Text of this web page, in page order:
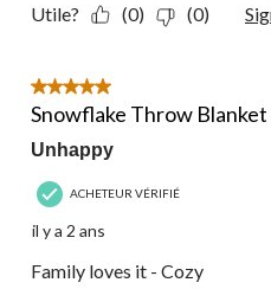
Utile? (0) (0)
5 étoile(s) sur 5.
Snowflake Throw Blanket
Unhappy
ACHETEUR VÉRIFIÉ
il y a 2 ans
Family loves it - Cozy